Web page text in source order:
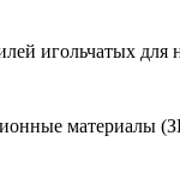
игольчатых
материалы